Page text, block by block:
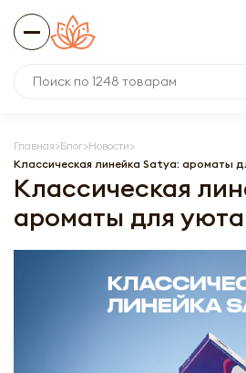
Главная Блог Новости
Классическая линейка Satya: ароматы
Классическая
ароматы для